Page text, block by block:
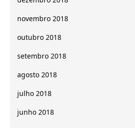
novembro 2018
outubro 2018
setembro 2018
agosto 2018
julho 2018
junho 2018